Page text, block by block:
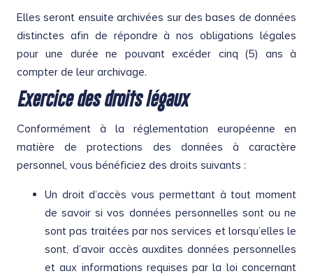
Elles seront ensuite archivées sur des bases de données
distinctes afin de répondre à nos obligations légales
pour une durée ne pouvant excéder cinq (5) ans à
compter de leur archivage.
Exercice des droits légaux
Conformément à la réglementation européenne en
matière de protections des données à caractère
personnel, vous bénéficiez des droits suivants :
Un droit d’accès vous permettant à tout moment
de savoir si vos données personnelles sont ou ne
sont pas traitées par nos services et lorsqu’elles le
sont, d’avoir accès auxdites données personnelles
et aux informations requises par la loi concernant